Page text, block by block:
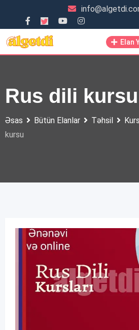
content
Elan
Rus dili kursu
Əsas Bütün Elanlar Təhsil
kursu